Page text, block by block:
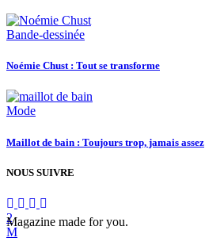
Bande-dessinée
Noémie Chust : Tout se transforme
Mode
Maillot de bain : Toujours trop, jamais assez
NOUS SUIVRE
Magazine made for you.